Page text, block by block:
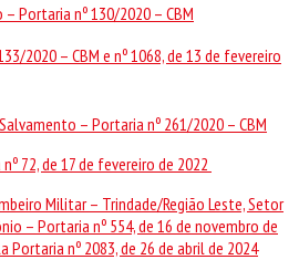
Portaria nº 130/2020 – CBM
2020 – CBM e nº 1068, de 13 de fevereiro
– Portaria nº 261/2020 – CBM
72, de 17 de fevereiro de 2022
Militar – Trindade/Região Leste, Setor
– Portaria nº 554, de 16 de novembro de
Portaria nº 2083, de 26 de abril de 2024